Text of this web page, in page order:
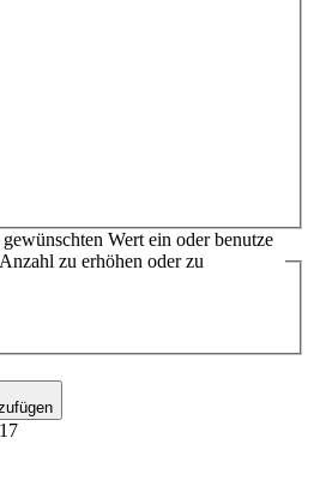
Wert ein oder benutze
zu erhöhen oder zu